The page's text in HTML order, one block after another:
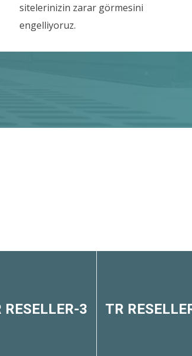
sitelerinizin zarar görmesini
engelliyoruz.
RESELLER-3 TR